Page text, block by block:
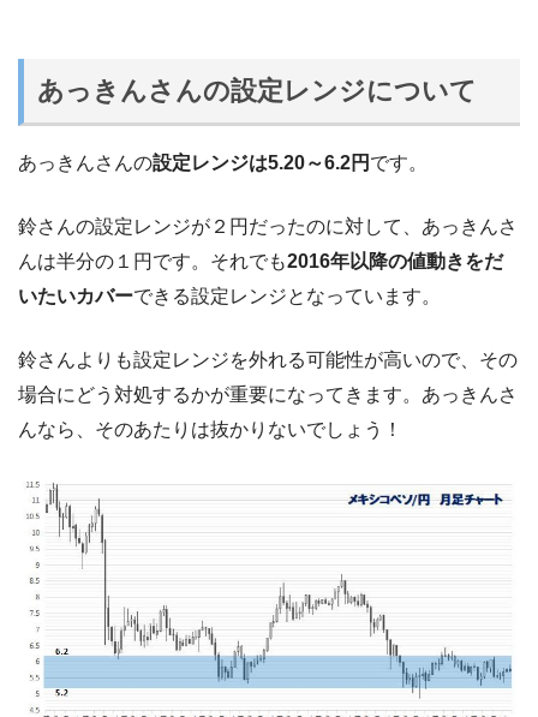
あっきんさんの設定レンジについて
あっきんさんの設定レンジは5.20～6.2円 です。
鈴さんの設定レンジが２円だったのに対して、あっきんさ
んは半分の１円です。それでも2016年以降の値動きをだ
いたいカバーできる設定レンジとなっています。
鈴さんよりも設定レンジを外れる可能性が高いので、その
場合にどう対処するかが重要になってきます。あっきんさ
んなら、そのあたりは抜かりないでしょう！